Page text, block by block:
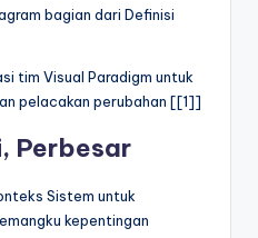
bagian dari Definisi
tim Visual Paradigm untuk
pelacakan perubahan [[1]]
Perbesar
Sistem untuk
kepentingan